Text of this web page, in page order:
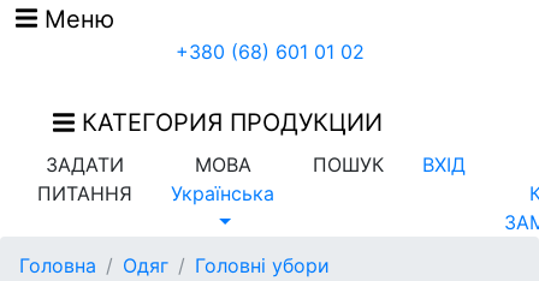
Меню
+380 (68) 601 01 02
КАТЕГОРИЯ ПРОДУКЦИИ
ЗАДАТИ
ПИТАННЯ
МОВА
Українська
ПОШУК
ВХІД
Головна
Одяг
Головні убори